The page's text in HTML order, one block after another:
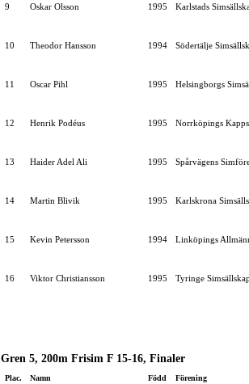
9
Oskar Olsson 1995 Karlstads
10
Theodor Hansson 1994 Södertälje
11
Oscar Pihl 1995 Helsingborgs
12
Henrik Podéus 1995 Norrköpings
13
Haider Adel Ali 1995 Spårvägens
14
Martin Blivik 1995 Karlskrona
15
Kevin Petersson 1994 Linköpings
16
Viktor Christiansson 1995 Tyringe Simsällskap
Gren 5, 200m Frisim F 15-16, Finaler
Plac. Namn Född Förening